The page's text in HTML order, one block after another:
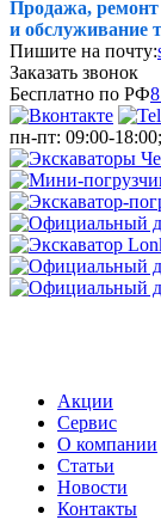
Продажа, ремонт
и обслуживание
Пишите на почту:
Заказать звонок
Бесплатно по РФ
пн-пт: 09:00-
Акции
Сервис
О компании
Статьи
Новости
Контакты